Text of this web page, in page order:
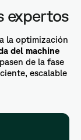
expertos
la optimización
del machine
de la fase
escalable